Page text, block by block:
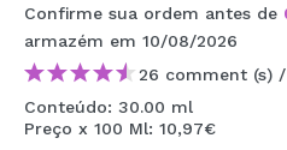
MAQUIFARMA
KOREA ZONE
TRAVEL SIZE
Confirme sua ordem antes de
armazém em 10/08/2026
26 comment (s) /
Conteúdo: 30.00 ml
Preço x 100 Ml: 10,97€